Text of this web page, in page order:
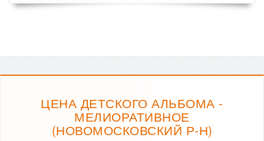
ЦЕНА ДЕТСКОГО АЛЬБОМА -
МЕЛИОРАТИВНОЕ
(НОВОМОСКОВСКИЙ Р-Н)